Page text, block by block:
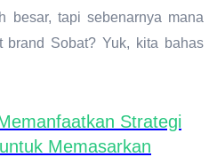
besar, tapi sebenarnya mana
Sobat? Yuk, kita bahas
Strategi
Memasarkan